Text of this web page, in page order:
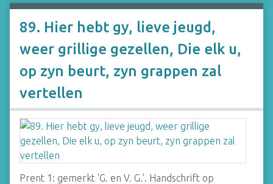
89. Hier hebt gy, lieve jeugd,
weer grillige gezellen, Die elk u,
op zyn beurt, zyn grappen zal
vertellen
Prent 1: gemerkt 'G. en V. G.'. Handschrift op